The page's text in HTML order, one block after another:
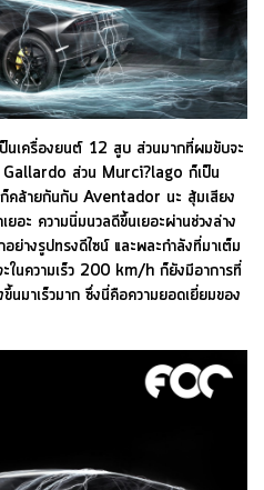
เครื่องยนต์ 12 สูบ ส่วนมากที่ผมขับจะ
ส่วน Murci?lago ก็เป็น
คล้ายกันกับ Aventador นะ สุ้มเสียง
ะ ความนิ่มนวลดีขึ้นเยอะผ่านช่วงล่าง
างรูปทรงดีไซน์ และพละกำลังที่มาเต็ม
ะในความเร็ว 200 km/h ก็ยังมีอาการที่
นมาเร็วมาก ซึ่งนี่คือความยอดเยี่ยมของ